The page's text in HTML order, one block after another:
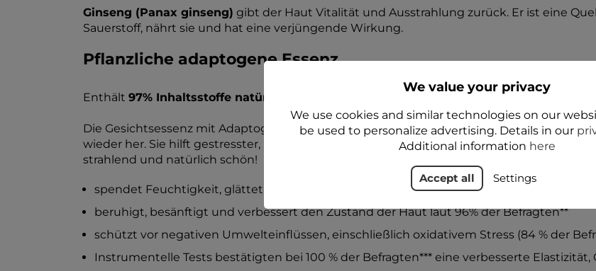
Ginseng (Panax ginseng) gibt der Haut Vitalität und Ausstrahlung zurück. Er ist eine
Sauerstoff, nährt sie und hat eine verjüngende Wirkung.
Pflanzliche adaptogene Essenz
Enthält 97% Inhaltsstoffe natürlichen Ursprungs
Die Gesichtsessenz mit Adaptogenen unterstützt die Regenerationsprozesse aller
wieder her. Sie hilft gestresster, überlasteter Haut, spendet intensiv Feuchtigkeit und
strahlend und natürlich schön!
spendet Feuchtigkeit, glättet und strafft die Haut laut 96% der Befragten**
beruhigt, besänftigt und verbessert den Zustand der Haut laut 96% der Befragten**
schützt vor negativen Umwelteinflüssen, einschließlich oxidativem Stress (84 % der
Instrumentelle Tests bestätigten bei 100 % der Befragten*** eine verbesserte
We value your privacy
We use cookies and similar technologies on our
be used to personalize advertising. Details in our
Additional information here
Accept all Settings